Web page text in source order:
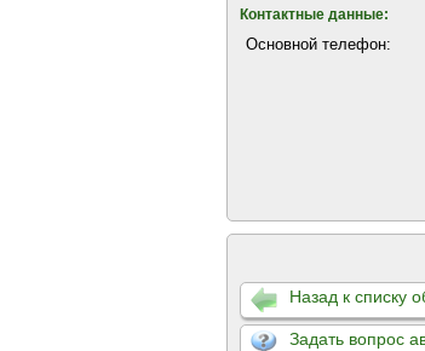
Контактные данные:
Основной телефон:
Назад к списку
Задать вопрос